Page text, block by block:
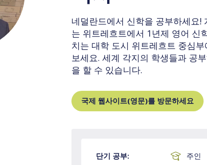
네덜란드에서 신학을 공부하세
는 위트레흐트에서 1년제 영어 신
치는 대학 도시 위트레흐트 중심
보세요. 세계 각지의 학생들과 공
을 할 수 있습니다.
국제 웹사이트(영문)를 방문하세요
단기 공부: 주인